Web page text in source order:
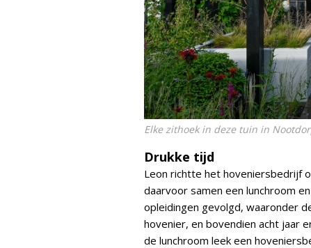
Elke zithoek in deze tuin in
Drukke tijd
Leon richtte het hoveniersbedrijf
daarvoor samen een lunchroom
opleidingen gevolgd, waaronder
hovenier, en bovendien acht jaar
de lunchroom leek een